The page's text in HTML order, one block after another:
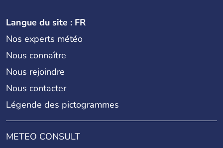
Langue du site : FR
Nos experts météo
Nous connaître
Nous rejoindre
Nous contacter
Légende des pictogrammes
METEO CONSULT